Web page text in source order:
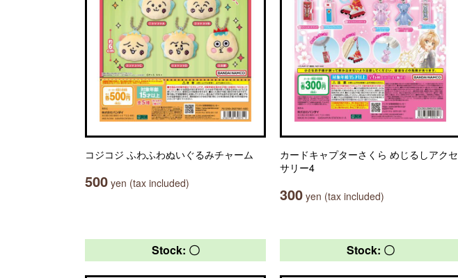
コジコジ ふわふわぬいぐるみチャーム
500 yen (tax included)
カードキャプターさくら めじるしアクセ
サリー4
300 yen (tax included)
Stock: 〇 Stock: 〇